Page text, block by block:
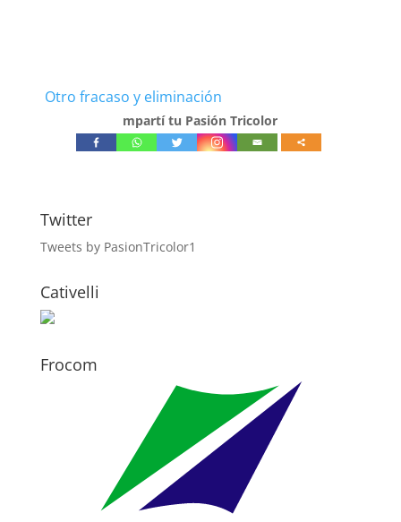
Otro fracaso y eliminación
mpartí tu Pasión Tricolor
Twitter
Tweets by PasionTricolor1
Cativelli
Frocom